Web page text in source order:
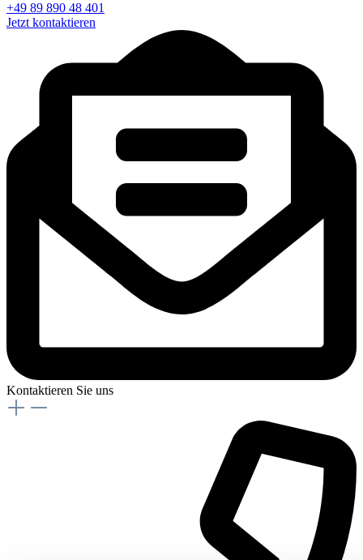
+49 89 890 48 401
Jetzt kontaktieren
Kontaktieren Sie uns